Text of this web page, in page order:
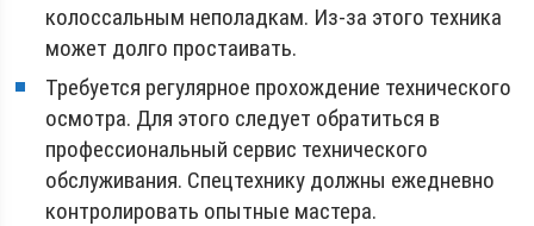
колоссальным неполадкам. Из-за этого техника
может долго простаивать.
Требуется регулярное прохождение технического
осмотра. Для этого следует обратиться в
профессиональный сервис технического
обслуживания. Спецтехнику должны ежедневно
контролировать опытные мастера.